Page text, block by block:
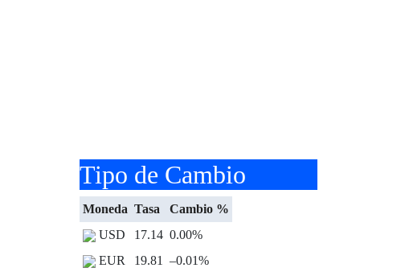
Tipo de Cambio
Moneda Tasa
Cambio %
USD
17.14 0.00%
EUR
19.81 –0.01%